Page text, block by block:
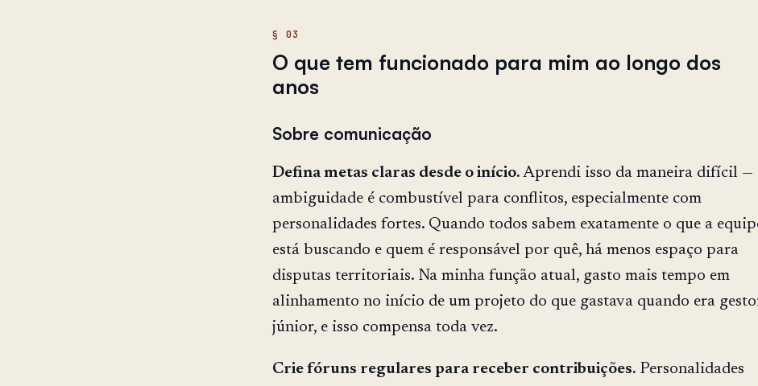
O que tem funcionado para mim ao longo dos
anos
Sobre comunicação
Defina metas claras desde o início. Aprendi isso da maneira difícil —
ambiguidade é combustível para conflitos, especialmente com
personalidades fortes. Quando todos sabem exatamente o que a
está buscando e quem é responsável por quê, há menos espaço para
disputas territoriais. Na minha função atual, gasto mais tempo em
alinhamento no início de um projeto do que gastava quando era
júnior, e isso compensa toda vez.
Crie fóruns regulares para receber contribuições. Personalidades